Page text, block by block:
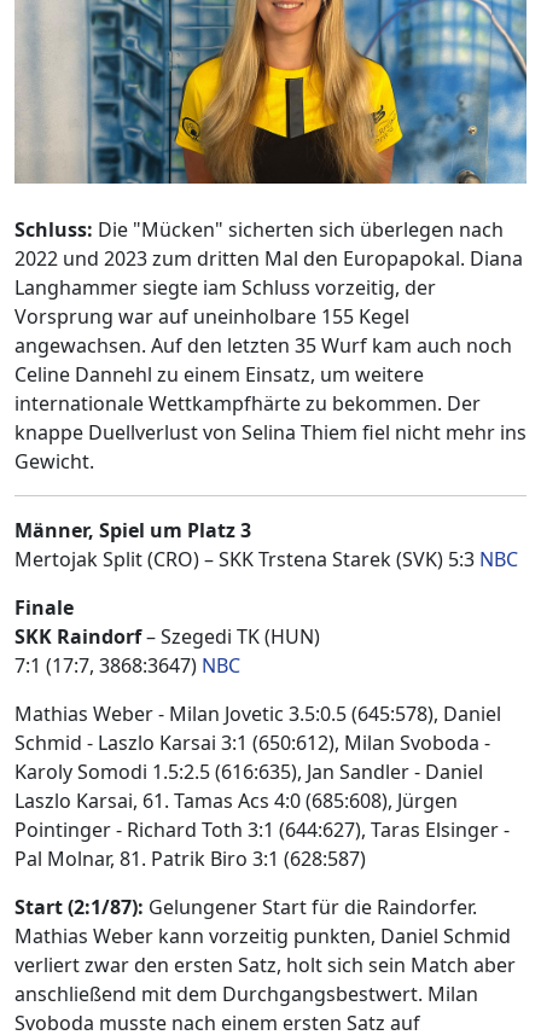
Schluss: Die "Mücken" sicherten sich überlegen nach
2022 und 2023 zum dritten Mal den Europapokal. Diana
Langhammer siegte iam Schluss vorzeitig, der
Vorsprung war auf uneinholbare 155 Kegel
angewachsen. Auf den letzten 35 Wurf kam auch noch
Celine Dannehl zu einem Einsatz, um weitere
internationale Wettkampfhärte zu bekommen. Der
knappe Duellverlust von Selina Thiem fiel nicht mehr ins
Gewicht.
Männer, Spiel um Platz 3
Mertojak Split (CRO) – SKK Trstena Starek (SVK) 5:3 NBC
Finale
SKK Raindorf– Szegedi TK (HUN)
7:1 (17:7, 3868:3647) NBC
Mathias Weber - Milan Jovetic 3.5:0.5 (645:578), Daniel
Schmid - Laszlo Karsai 3:1 (650:612), Milan Svoboda -
Karoly Somodi 1.5:2.5 (616:635), Jan Sandler - Daniel
Laszlo Karsai, 61. Tamas Acs 4:0 (685:608), Jürgen
Pointinger - Richard Toth 3:1 (644:627), Taras Elsinger -
Pal Molnar, 81. Patrik Biro 3:1 (628:587)
Start (2:1/87): Gelungener Start für die Raindorfer.
Mathias Weber kann vorzeitig punkten, Daniel Schmid
verliert zwar den ersten Satz, holt sich sein Match aber
anschließend mit dem Durchgangsbestwert. Milan
Svoboda musste nach einem ersten Satz auf